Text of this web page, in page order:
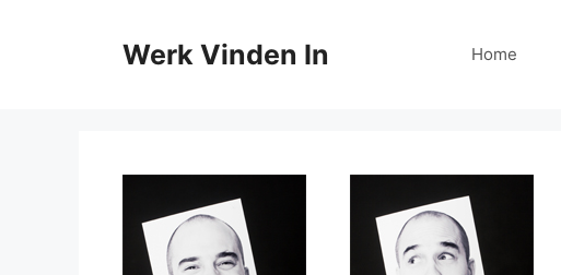
Werk Vinden In Home